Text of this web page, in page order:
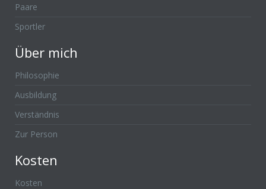
Paare
Sportler
Über mich
Philosophie
Ausbildung
Verständnis
Zur Person
Kosten
Kosten